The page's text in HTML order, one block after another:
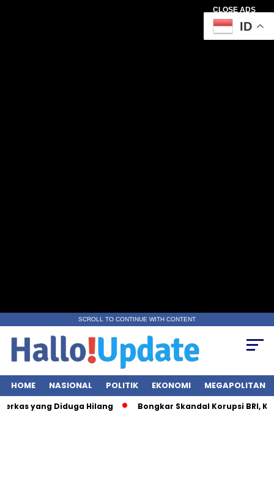
CLOSE ADS
SCROLL TO CONTINUE WITH CONTENT
HOME NASIONAL POLITIK EKONOMI MEGAPOLITAN
Diduga Hilang Bongkar Skandal Korupsi BRI, KPK Sita
ID